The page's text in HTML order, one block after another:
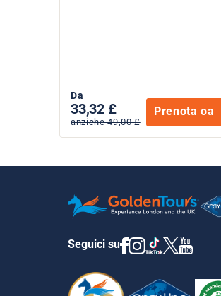
Da
33,32 £
anziche 49,00 £
Prenota oa
Seguici su